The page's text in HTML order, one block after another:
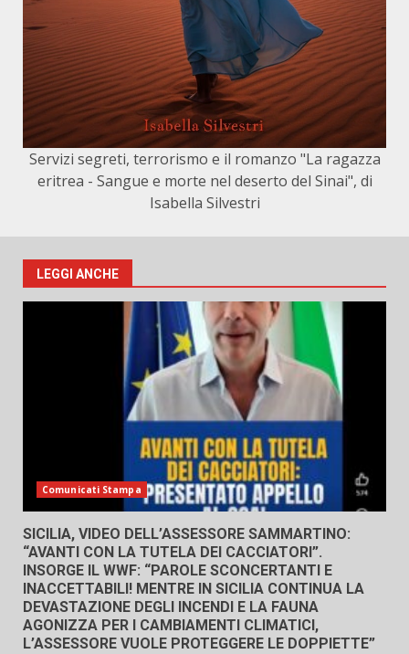
Servizi segreti, terrorismo e il romanzo "La ragazza
eritrea - Sangue e morte nel deserto del Sinai", di
Isabella Silvestri
LEGGI ANCHE
Comunicati Stampa
SICILIA, VIDEO DELL’ASSESSORE SAMMARTINO:
“AVANTI CON LA TUTELA DEI CACCIATORI”.
INSORGE IL WWF: “PAROLE SCONCERTANTI E
INACCETTABILI! MENTRE IN SICILIA CONTINUA LA
DEVASTAZIONE DEGLI INCENDI E LA FAUNA
AGONIZZA PER I CAMBIAMENTI CLIMATICI,
L’ASSESSORE VUOLE PROTEGGERE LE DOPPIETTE”